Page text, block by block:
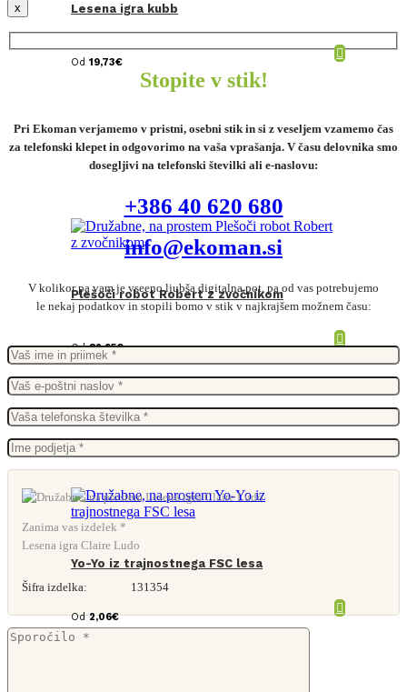
Lesena igra kubb
Od 19,73€
Plešoči robot Robert z zvočnikom
Od82,95€
Yo-Yo iz trajnostnega FSC lesa
Od2,06€
x
Stopite v stik!
Pri Ekoman verjamemo v pristni, osebni stik in si z veseljem vzamemo čas
za telefonski klepet in odgovorimo na vaša vprašanja. V času delovnika smo
dosegljivi na telefonski številki ali e-naslovu:
+386 40 620 680
info@ekoman.si
V kolikor pa vam je vseeno ljubša digitalna pot, pa od vas potrebujemo
le nekaj podatkov in stopili bomo v stik v najkrajšem možnem času:
Zanima vas izdelek *
Lesena igra Claire Ludo
Šifra izdelka: 131354